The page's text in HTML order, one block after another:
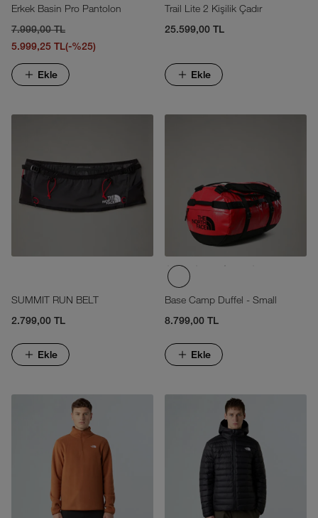
Erkek Basin Pro Pantolon
7.999,00 TL
5.999,25 TL(-%25)
Ekle
Trail Lite 2 Kişilik Çadır
25.599,00 TL
Ekle
SUMMIT RUN BELT
2.799,00 TL
Ekle
Base Camp Duffel - Small
8.799,00 TL
Ekle